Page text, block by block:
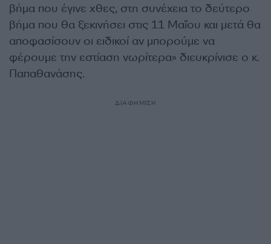
βήμα που έγινε χθες, στη συνέχεια το δεύτερο
βήμα που θα ξεκινήσει στις 11 Μαΐου και μετά θα
αποφασίσουν οι ειδικοί αν μπορούμε να
φέρουμε την εστίαση νωρίτερα» διευκρίνισε ο κ.
Παπαθανάσης.
ΔΙΑΦΗΜΙΣΗ